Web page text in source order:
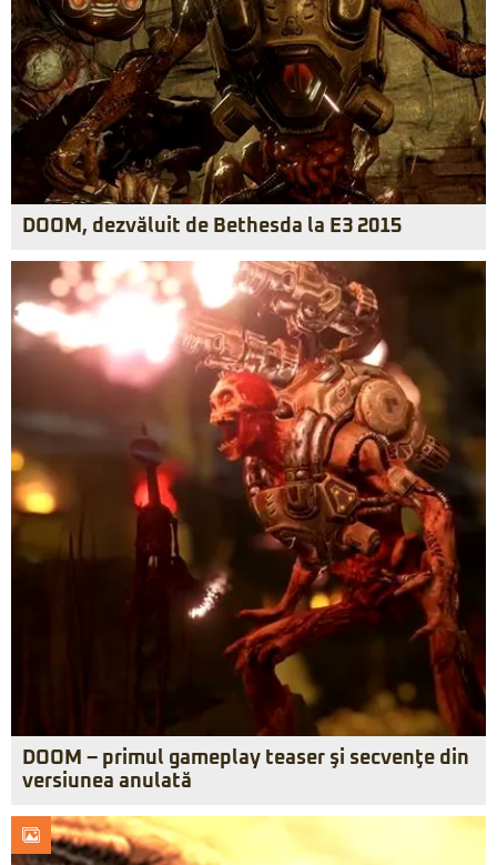
DOOM, dezvăluit de Bethesda la E3 2015
DOOM – primul gameplay teaser şi secvenţe din
versiunea anulată